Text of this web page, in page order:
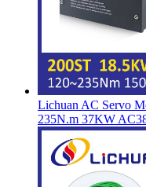
Lichuan AC Servo
235N.m 37KW